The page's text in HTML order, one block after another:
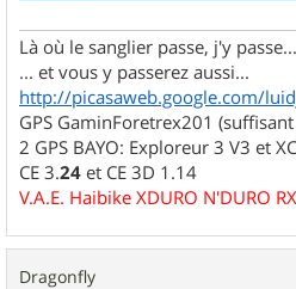
Là où le sanglier passe, j'y passe...
... et vous y passerez aussi...
http://picasaweb.google.com/
GPS GaminForetrex201
2 GPS BAYO: Exploreur 3 V3 et
CE 3.24 et CE 3D 1.14
V.A.E. Haibike XDURO N'DURO
Dragonfly